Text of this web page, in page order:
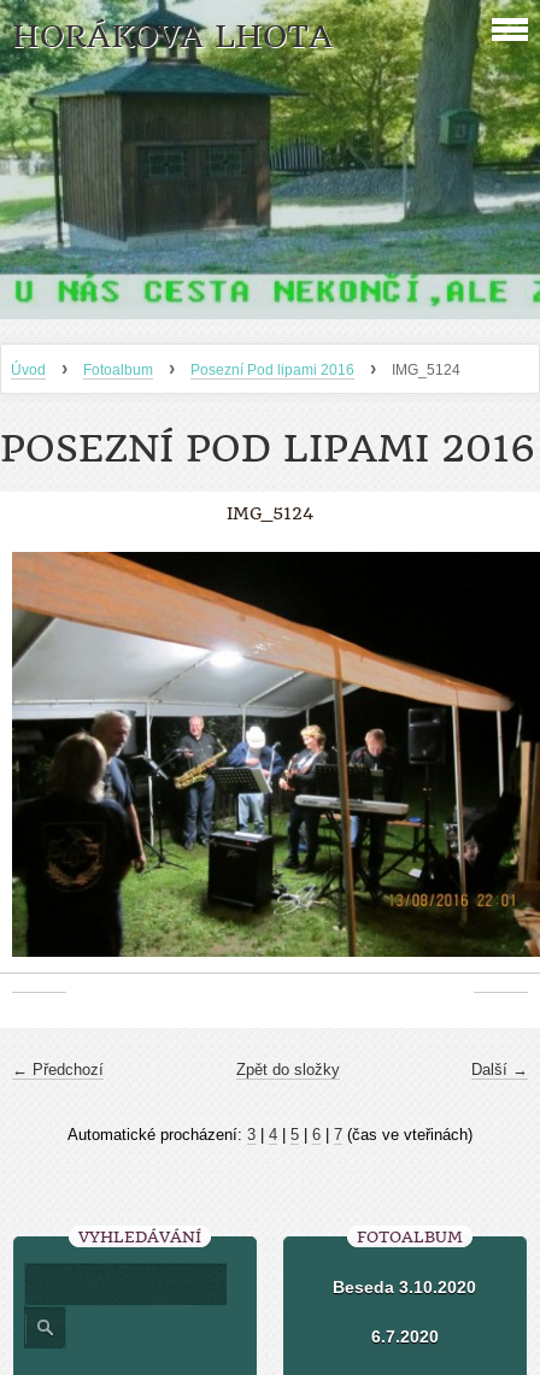
HORÁKOVA LHOTA
Úvod › Fotoalbum › Posezní Pod lipami 2016 › IMG_5124
POSEZNÍ POD LIPAMI 2016
IMG_5124
← Předchozí Další →
Zpět do složky
Automatické procházení: 3 4 5 6 7 (čas ve vteřinách)
VYHLEDÁVÁNÍ FOTOALBUM
Beseda 3.10.2020
6.7.2020